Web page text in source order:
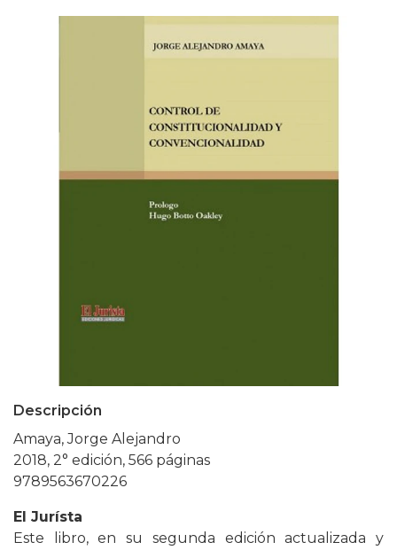
Descripción
Amaya, Jorge Alejandro
2018, 2° edición, 566 páginas
9789563670226
El Jurísta
Este libro, en su segunda edición actualizada y